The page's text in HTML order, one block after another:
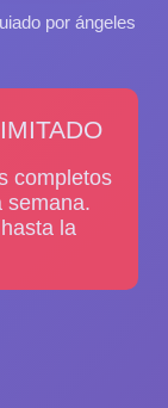
por ángeles
completos
la